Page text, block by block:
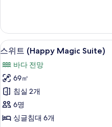
보
기
Ocean)
자
세
보
기
스
트
(Happy
Magic
Suite)
사
14
스위트 (Happy Magic Suite)
바다 전망
69㎡
침실 2개
6명
싱글침대 6개